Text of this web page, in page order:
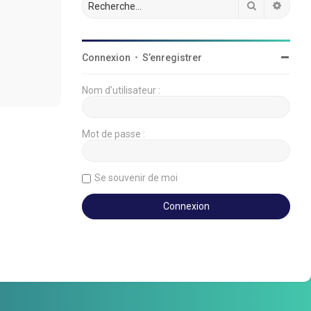
Rechercher
Connexion • S’enregistrer
Nom d’utilisateur :
Mot de passe :
Se souvenir de moi